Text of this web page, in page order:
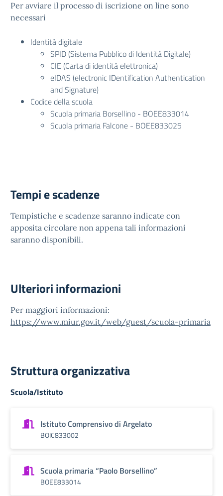
Per avviare il processo di iscrizione on line sono
necessari
Identità digitale
SPID (Sistema Pubblico di Identità Digitale)
CIE (Carta di identità elettronica)
eIDAS (electronic IDentification Authentication
and Signature)
Codice della scuola
Scuola primaria Borsellino - BOEE833014
Scuola primaria Falcone - BOEE833025
Tempi e scadenze
Tempistiche e scadenze saranno indicate con
apposita circolare non appena tali informazioni
saranno disponibili.
Ulteriori informazioni
Per maggiori informazioni:
https://www.miur.gov.it/web/guest/scuola-primaria
Struttura organizzativa
Scuola/Istituto
Istituto Comprensivo di Argelato
BOIC833002
Scuola primaria “Paolo Borsellino”
BOEE833014